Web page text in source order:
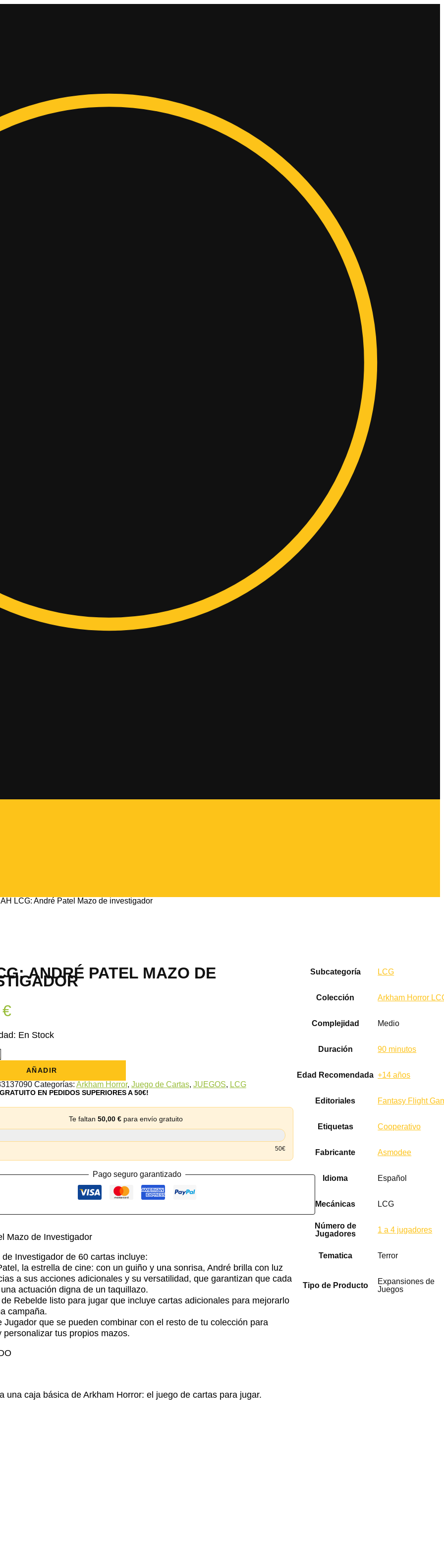
LCG: André Patel Mazo de investigador
ANDRÉ PATEL MAZO DE
€
En Stock
AÑADIR
Categorías: Arkham Horror, Juego de Cartas, JUEGOS, LCG
EN PEDIDOS SUPERIORES A 50€!
Te faltan 50,00 €para envío gratuito
50€
Pago seguro garantizado
Mazo de Investigador
de Investigador de 60 cartas incluye:
la estrella de cine: con un guiño y una sonrisa, André brilla con luz
a sus acciones adicionales y su versatilidad, que garantizan que cada
actuación digna de un taquillazo.
de Rebelde listo para jugar que incluye cartas adicionales para mejorarlo
campaña.
Jugador que se pueden combinar con el resto de tu colección para
personalizar tus propios mazos.
una caja básica de Arkham Horror: el juego de cartas para jugar.
Subcategoría LCG
Colección Arkham Horror
Complejidad Medio
Duración 90 minutos
Edad Recomendada +14 años
Editoriales Fantasy Flight
Etiquetas Cooperativo
Fabricante Asmodee
Idioma Español
Mecánicas LCG
Número de
Jugadores
1 a 4 jugadores
Tematica Terror
Tipo de Producto
Expansiones de
Juegos